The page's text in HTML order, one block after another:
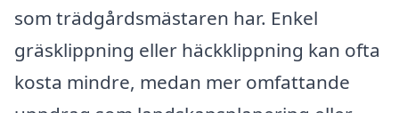
som trädgårdsmästaren har. Enkel
gräsklippning eller häckklippning kan ofta
kosta mindre, medan mer omfattande